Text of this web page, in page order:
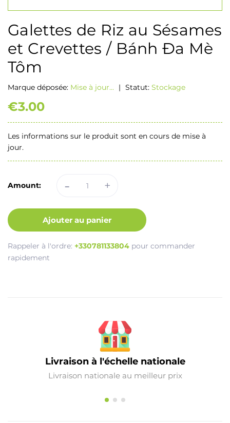
Galettes de Riz au Sésames
et Crevettes / Bánh Đa Mè
Tôm
Marque déposée: Mise à jour... | Statut: Stockage
€3.00
Les informations sur le produit sont en cours de mise à
jour.
Amount: - +
Ajouter au panier
Rappeler à l'ordre: +330781133804 pour commander
rapidement
Livraison à l'échelle nationale
Livraison nationale au meilleur prix